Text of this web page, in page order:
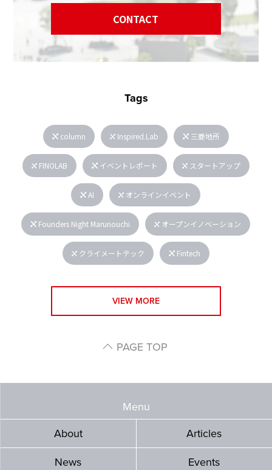
CONTACT
Tags
column Inspired.Lab 三菱地所
FINOLAB イベントレポート スタートアップ
AI オンラインイベント
Founders Night Marunouchi オープンイノベーション
クライメートテック Fintech
VIEW MORE
PAGE TOP
Menu
About
Articles
News Events